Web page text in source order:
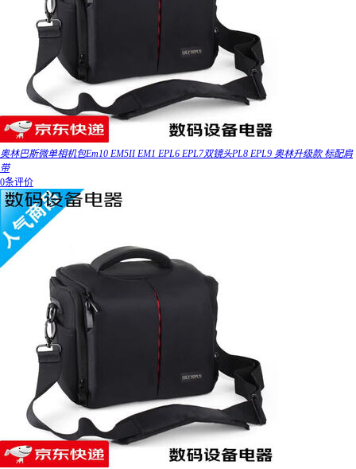
奥林巴斯微单相机包Em10 EM5II EM1 EPL6 EPL7双镜头PL8 EPL9 奥林升级款 标配肩
带
0条评价